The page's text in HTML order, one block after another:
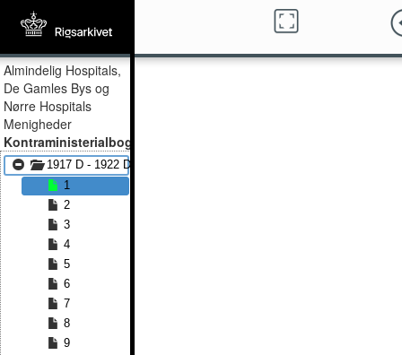
Almindelig Hospitals,
De Gamles Bys og
Nørre Hospitals
Menigheder
Kontraministerialbog
1917 D - 1922 D
1
2
3
4
5
6
7
8
9